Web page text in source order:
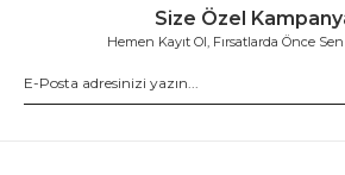
Size Özel
Hemen Kayıt Ol, Fırsatlarda Önce